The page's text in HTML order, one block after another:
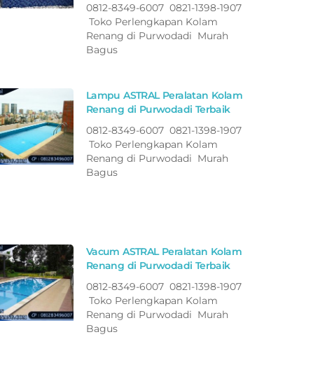
0812-8349-6007 0821-1398-1907
Toko Perlengkapan Kolam
Renang di Purwodadi Murah
Bagus
Lampu ASTRAL Peralatan Kolam
Renang di Purwodadi Terbaik
0812-8349-6007 0821-1398-1907
Toko Perlengkapan Kolam
Renang di Purwodadi Murah
Bagus
Vacum ASTRAL Peralatan Kolam
Renang di Purwodadi Terbaik
0812-8349-6007 0821-1398-1907
Toko Perlengkapan Kolam
Renang di Purwodadi Murah
Bagus